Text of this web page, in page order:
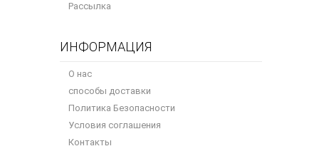
Рассылка
ИНФОРМАЦИЯ
О нас
способы доставки
Политика Безопасности
Условия соглашения
Контакты